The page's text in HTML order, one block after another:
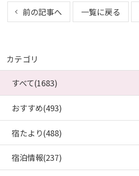
前の記事へ 一覧に戻る
カテゴリ
すべて(1683)
おすすめ(493)
宿たより(488)
宿泊情報(237)